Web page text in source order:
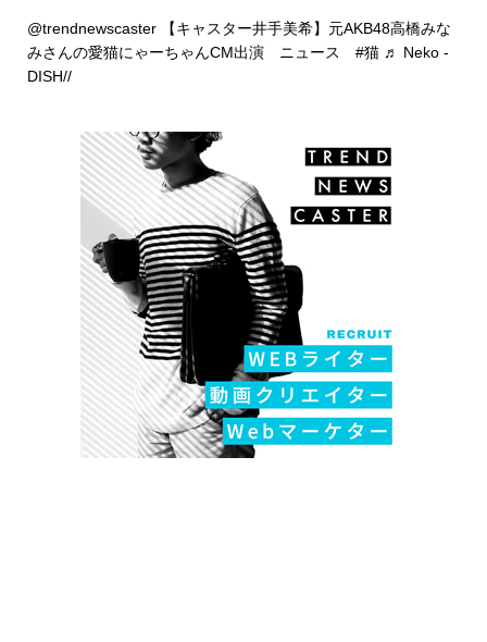
@trendnewscaster【キャスター井手美希】元AKB48高橋みな
みさんの愛猫にゃーちゃんCM出演 ニュース #猫 ♬ Neko -
DISH//